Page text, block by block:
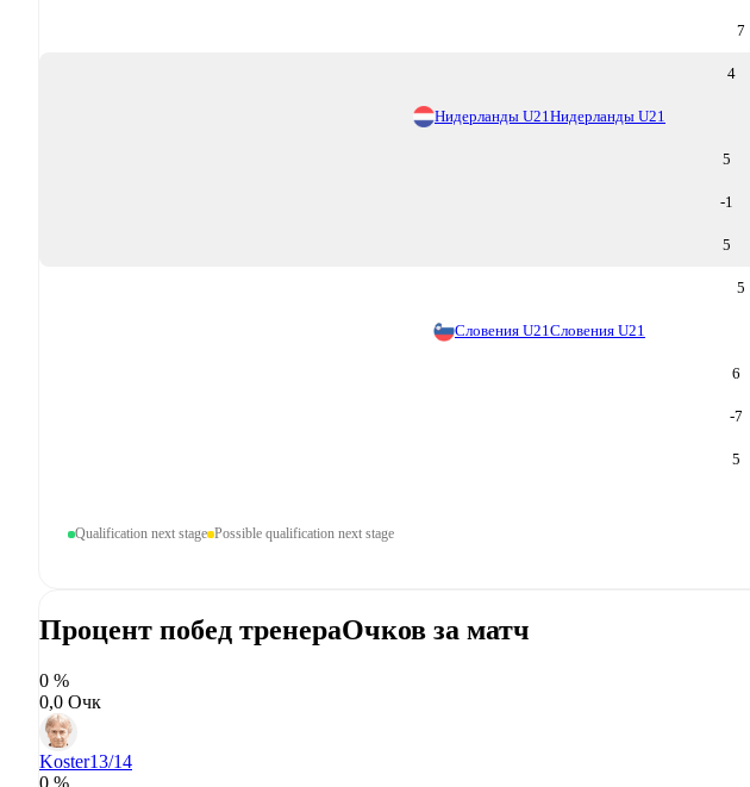
7
4
Нидерланды U21 Нидерланды U21
5
-1
5
5
Словения U21 Словения U21
6
-7
5
Qualification next stage Possible qualification next stage
Процент побед тренераОчков за матч
0 %
0,0 Очк
Koster13/14
0 %